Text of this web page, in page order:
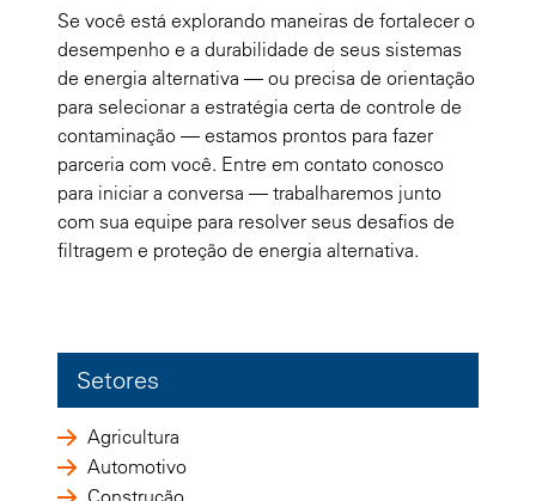
Se você está explorando maneiras de fortalecer o
desempenho e a durabilidade de seus sistemas
de energia alternativa — ou precisa de orientação
para selecionar a estratégia certa de controle de
contaminação — estamos prontos para fazer
parceria com você. Entre em contato conosco
para iniciar a conversa — trabalharemos junto
com sua equipe para resolver seus desafios de
filtragem e proteção de energia alternativa.
Setores
Agricultura
Automotivo